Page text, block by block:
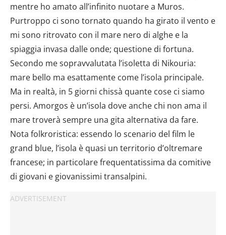
mentre ho amato all’infinito nuotare a Muros.
Purtroppo ci sono tornato quando ha girato il vento e
mi sono ritrovato con il mare nero di alghe e la
spiaggia invasa dalle onde; questione di fortuna.
Secondo me sopravvalutata l’isoletta di Nikouria:
mare bello ma esattamente come l’isola principale.
Ma in realtà, in 5 giorni chissà quante cose ci siamo
persi. Amorgos è un’isola dove anche chi non ama il
mare troverà sempre una gita alternativa da fare.
Nota folkroristica: essendo lo scenario del film le
grand blue, l’isola è quasi un territorio d’oltremare
francese; in particolare frequentatissima da comitive
di giovani e giovanissimi transalpini.